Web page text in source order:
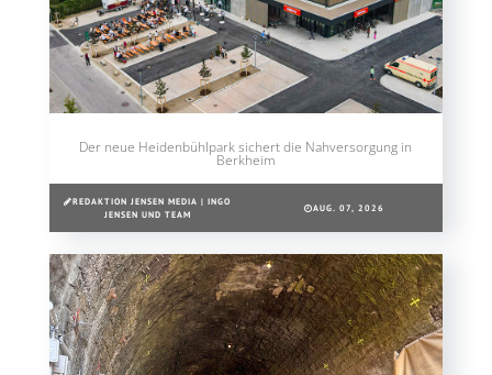
Der neue Heidenbühlpark sichert die Nahversorgung in
Berkheim
REDAKTION JENSEN MEDIA | INGO
JENSEN UND TEAM
AUG. 07, 2026